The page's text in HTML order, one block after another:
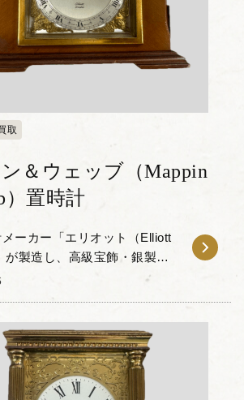
取
＆ウェッブ（Mappin
）置時計
ーカー「エリオット（Elliott
が製造し、高級宝飾・銀製品
＆ウェッブ（Mappin＆